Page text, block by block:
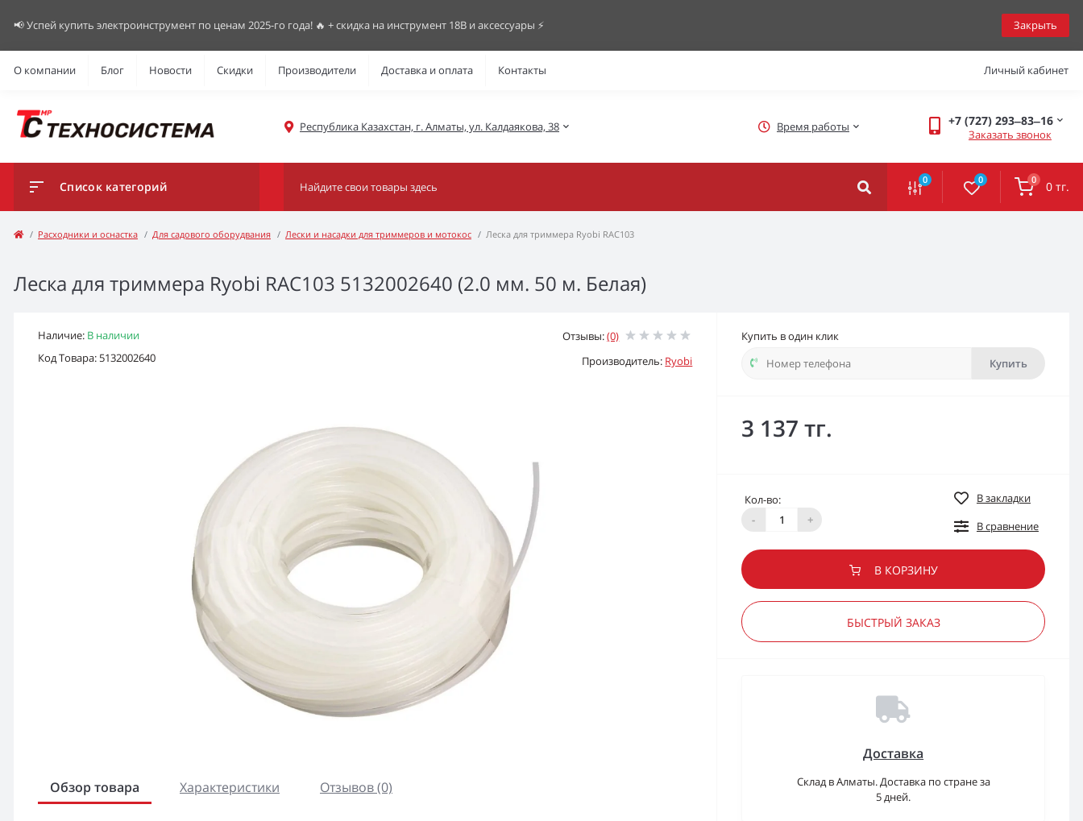
📢 Успей купить электроинструмент по ценам 2025-го года! 🔥 + скидка на инструмент 18В и аксессуары ⚡️ Закрыть
О компании Блог Новости Скидки Производители Доставка и оплата Контакты Личный кабинет
Республика Казахстан, г. Алматы, ул. Калдаякова, 38 Время работы +7 (727) 293‒83‒16
Заказать звонок
Список категорий 0 0 0 0 тг.
Расходники и оснастка Для садового оборудвания Лески и насадки для триммеров и мотокос Леска для триммера Ryobi RAC103
Леска для триммера Ryobi RAC103 5132002640 (2.0 мм. 50 м. Белая)
Наличие: В наличии
Код Товара: 5132002640
Отзывы:(0)
Производитель: Ryobi
Обзор товара Характеристики Отзывов (0)
Купить в один клик
Купить
3 137 тг.
Кол-во:
-
+
В закладки
В сравнение
В КОРЗИНУ
БЫСТРЫЙ ЗАКАЗ
Доставка
Склад в Алматы. Доставка по стране за
5 дней.